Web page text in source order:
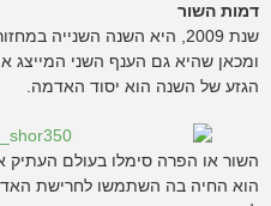
דמות השור
ומכאן שהיא גם הענף השני המייצג
הגזע של השנה הוא יסוד האדמה.
השור או הפרה סימלו בעולם
הוא החיה בה השתמשו לחרישת